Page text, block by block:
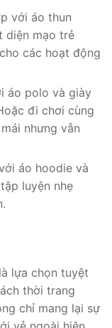
với áo thun
diện mạo trẻ
các hoạt động
áo polo và giày
đi chơi cùng
nhưng vẫn
áo hoodie và
luyện nhẹ
lựa chọn tuyệt
thời trang
chỉ mang lại sự